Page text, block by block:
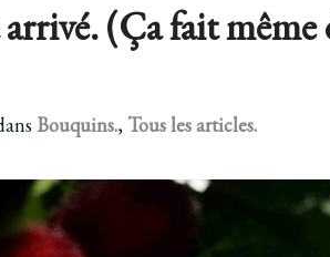
(Ça fait
Bouquins., Tous les articles.